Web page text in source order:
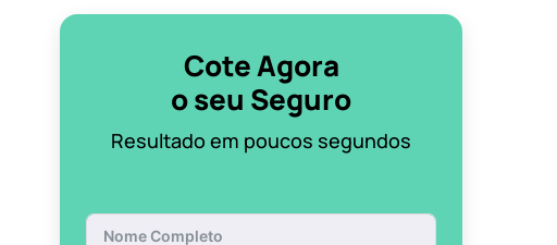
Cote Agora
o seu Seguro
Resultado em poucos segundos